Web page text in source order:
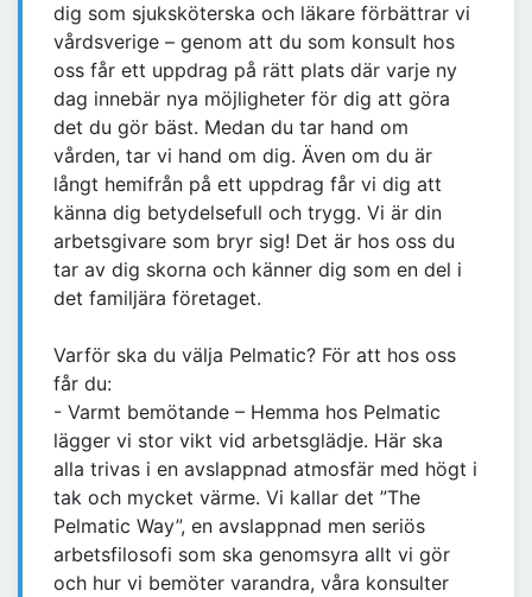
dig som sjuksköterska och läkare förbättrar vi
vårdsverige – genom att du som konsult hos
oss får ett uppdrag på rätt plats där varje ny
dag innebär nya möjligheter för dig att göra
det du gör bäst. Medan du tar hand om
vården, tar vi hand om dig. Även om du är
långt hemifrån på ett uppdrag får vi dig att
känna dig betydelsefull och trygg. Vi är din
arbetsgivare som bryr sig! Det är hos oss du
tar av dig skorna och känner dig som en del i
det familjära företaget.
Varför ska du välja Pelmatic? För att hos oss
får du:
- Varmt bemötande – Hemma hos Pelmatic
lägger vi stor vikt vid arbetsglädje. Här ska
alla trivas i en avslappnad atmosfär med högt i
tak och mycket värme. Vi kallar det ”The
Pelmatic Way”, en avslappnad men seriös
arbetsfilosofi som ska genomsyra allt vi gör
och hur vi bemöter varandra, våra konsulter